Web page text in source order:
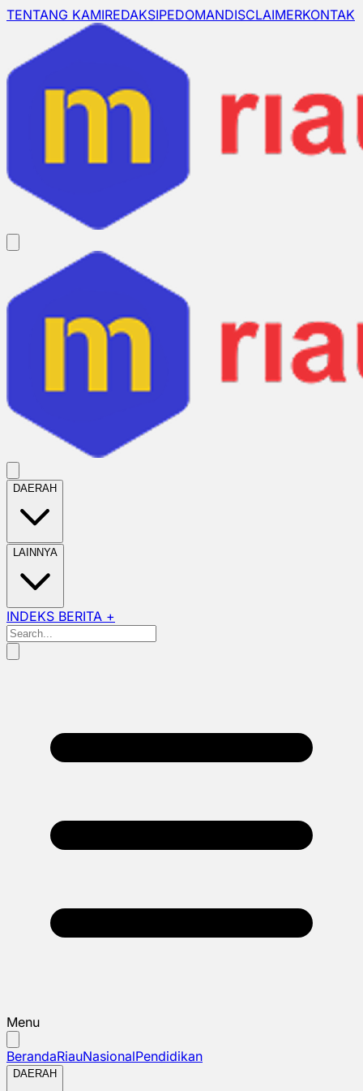
TENTANG KAMIREDAKSIPEDOMANDISCLAIMERKONTAK
DAERAH
LAINNYA
INDEKS BERITA +
Menu
BerandaRiauNasionalPendidikan
DAERAH